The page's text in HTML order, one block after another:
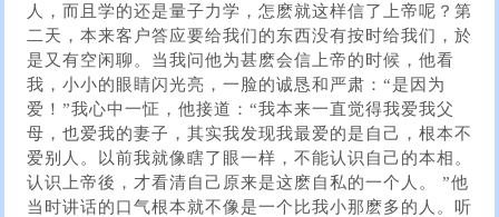
人，而且学的还是量子力学，怎麽就这样信了上帝呢？第
二天，本来客户答应要给我们的东西没有按时给我们，於
是又有空闲聊。当我问他为甚麽会信上帝的时候，他看
我，小小的眼睛闪光亮，一脸的诚恳和严肃：“是因为
爱！”我心中一怔，他接道：“我本来一直觉得我爱我父
母，也爱我的妻子，其实我发现我最爱的是自己，根本不
爱别人。以前我就像瞎了眼一样，不能认识自己的本相。
认识上帝後，才看清自己原来是这麽自私的一个人。 ”他
当时讲话的口气根本就不像是一个比我小那麽多的人。听